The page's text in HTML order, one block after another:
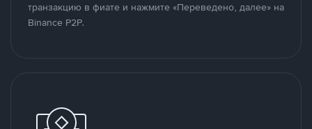
транзакцию в фиате и нажмите «Переведено, далее» на
Binance P2P.